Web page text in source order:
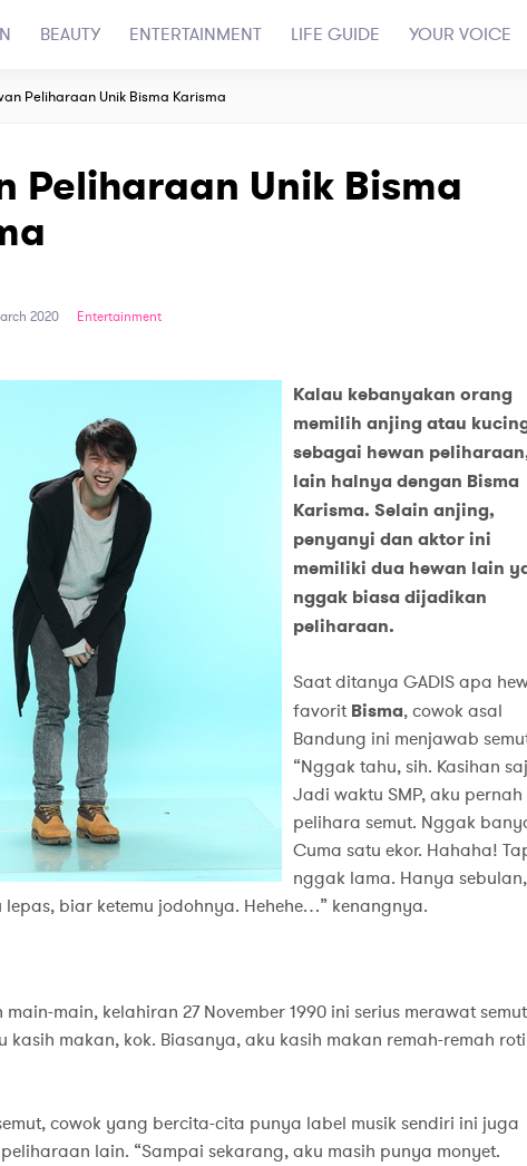
BEAUTY ENTERTAINMENT LIFE GUIDE YOUR VOICE
Peliharaan Unik Bisma Karisma
Peliharaan Unik Bisma
2020 Entertainment
Kalau kebanyakan orang
memilih anjing atau
sebagai hewan
lain halnya dengan Bisma
Karisma. Selain anjing,
penyanyi dan aktor ini
memiliki dua hewan lain
nggak biasa dijadikan
peliharaan.
Saat ditanya GADIS apa
favoritBisma, cowok asal
Bandung ini menjawab
“Nggak tahu, sih. Kasihan
Jadi waktu SMP, aku pernah
pelihara semut. Nggak
Cuma satu ekor. Hahaha!
nggak lama. Hanya sebulan,
lepas, biar ketemu jodohnya. Hehehe…” kenangnya.
main-main, kelahiran 27 November 1990 ini serius merawat
kasih makan, kok. Biasanya, aku kasih makan remah-remah
cowok yang bercita-cita punya label musik sendiri ini juga
lain. “Sampai sekarang, aku masih punya monyet.